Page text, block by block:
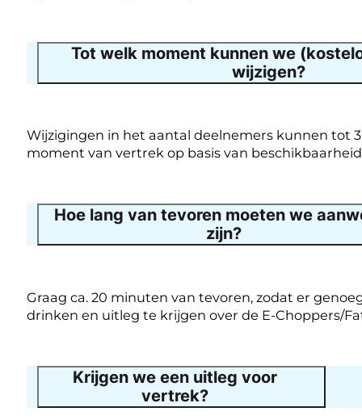
Tot welk moment kunnen we
wijzigen?
Wijzigingen in het aantal deelnemers kunnen tot
moment van vertrek op basis van
Hoe lang van tevoren moeten we
zijn?
Graag ca. 20 minuten van tevoren, zodat er
drinken en uitleg te krijgen over de E-Choppers/
Krijgen we een uitleg voor
vertrek?